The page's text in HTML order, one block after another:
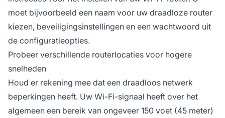
moet bijvoorbeeld een naam voor uw draadloze router
kiezen, beveiligingsinstellingen en een wachtwoord uit
de configuratieopties.
Probeer verschillende routerlocaties voor hogere
snelheden
Houd er rekening mee dat een draadloos netwerk
beperkingen heeft. Uw Wi-Fi-signaal heeft over het
algemeen een bereik van ongeveer 150 voet (45 meter)